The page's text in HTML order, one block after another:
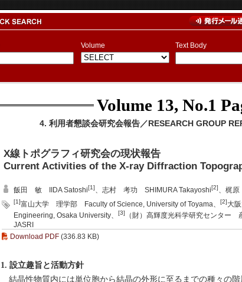
Volume Text Body
Volume 13, No.1
4. 利用者懇談会研究会報告／RESEARCH GROUP
X線トポグラフィ研究会の現状報告
Current Activities of the X-ray Diffraction
飯田 敏 IIDA Satoshi[1]、志村 考功 SHIMURA Takayoshi[2]、梶
[1]富山大学 理学部 Faculty of Science, University of Toyama、 [2]大
Engineering, Osaka University、
[3]
（財）高輝度光科学研究センタ
JASRI
Download PDF (336.83 KB)
1. 設立趣旨と活動方針
結晶性物質内には単位胞から結晶の外形に至るまでの種々の